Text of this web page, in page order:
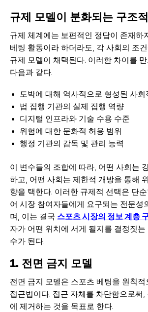
규제 모델이 분화되는 구조
규제 체계에는 보편적인 정답이 존재하
베팅 활동이라 하더라도, 각 사회의 조
규제 모델이 채택된다. 이러한 차이를
다음과 같다.
도박에 대해 역사적으로 형성된 사회
법 집행 기관의 실제 집행 역량
디지털 인프라와 기술 수용 수준
위험에 대한 문화적 허용 범위
행정 기관의 감독 및 관리 능력
이 변수들의 조합에 따라, 어떤 사회는
하고, 어떤 사회는 제한적 개방을 통해
향을 택한다. 이러한 규제적 선택은 단
어 시장 참여자들에게 요구되는 전문성
며, 이는 결국 스포츠 시장의 정보 계층
자가 어떤 위치에 서게 될지를 결정짓는
수가 된다.
1. 전면 금지 모델
전면 금지 모델은 스포츠 베팅을 원칙
접근법이다. 접근 자체를 차단함으로써,
에 제거하는 것을 목표로 한다.